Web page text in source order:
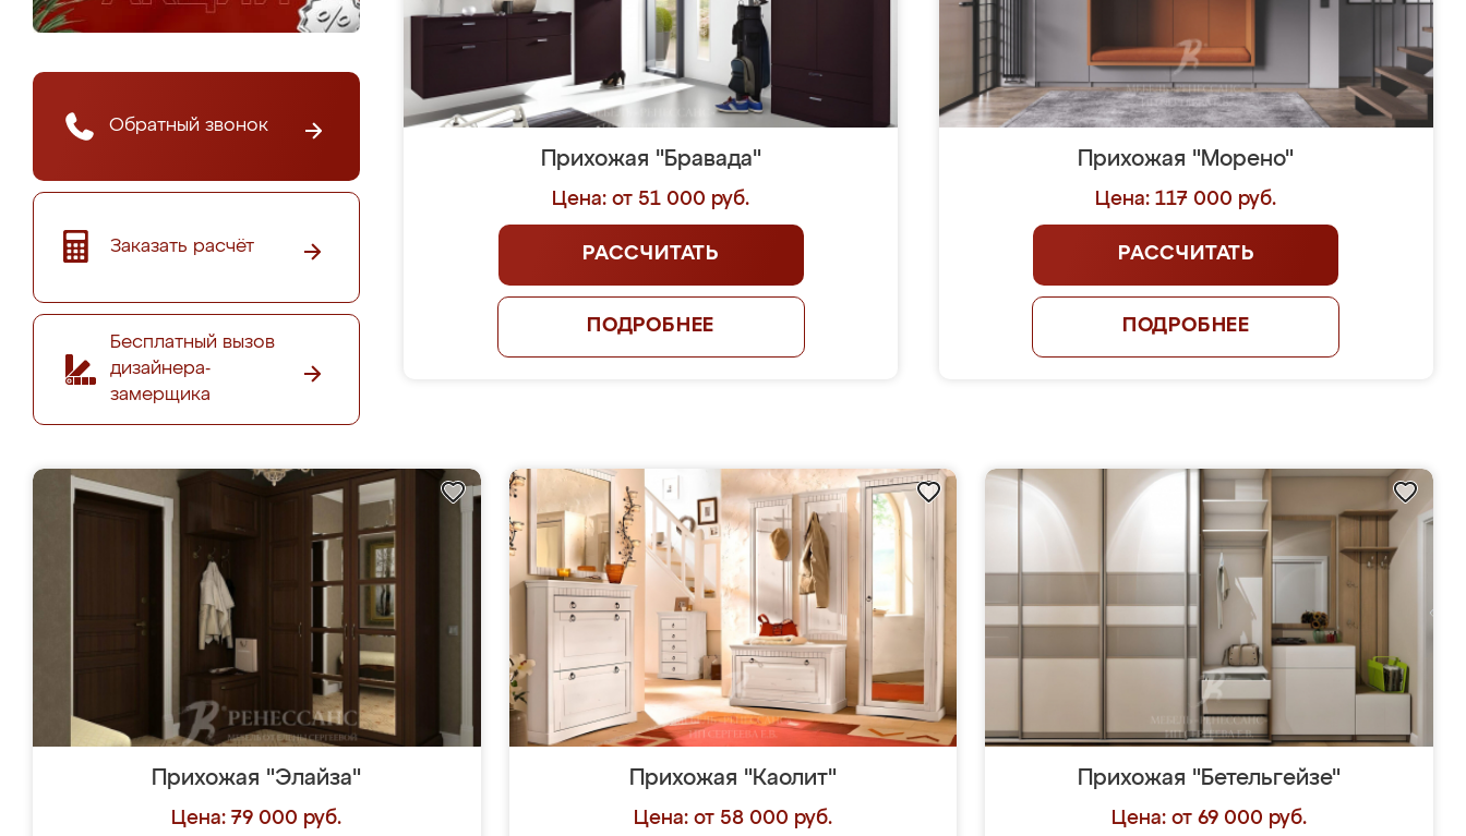
Обратный звонок
Заказать расчёт
Бесплатный вызов
дизайнера-
замерщика
Прихожая "Бравада"
Цена: от 51 000 руб.
РАССЧИТАТЬ
ПОДРОБНЕЕ
Прихожая "Морено"
Цена: 117 000 руб.
РАССЧИТАТЬ
ПОДРОБНЕЕ
Прихожая "Элайза"
Цена: 79 000 руб.
Прихожая "Каолит"
Цена: от 58 000 руб.
Прихожая "Бетельгейзе"
Цена: от 69 000 руб.